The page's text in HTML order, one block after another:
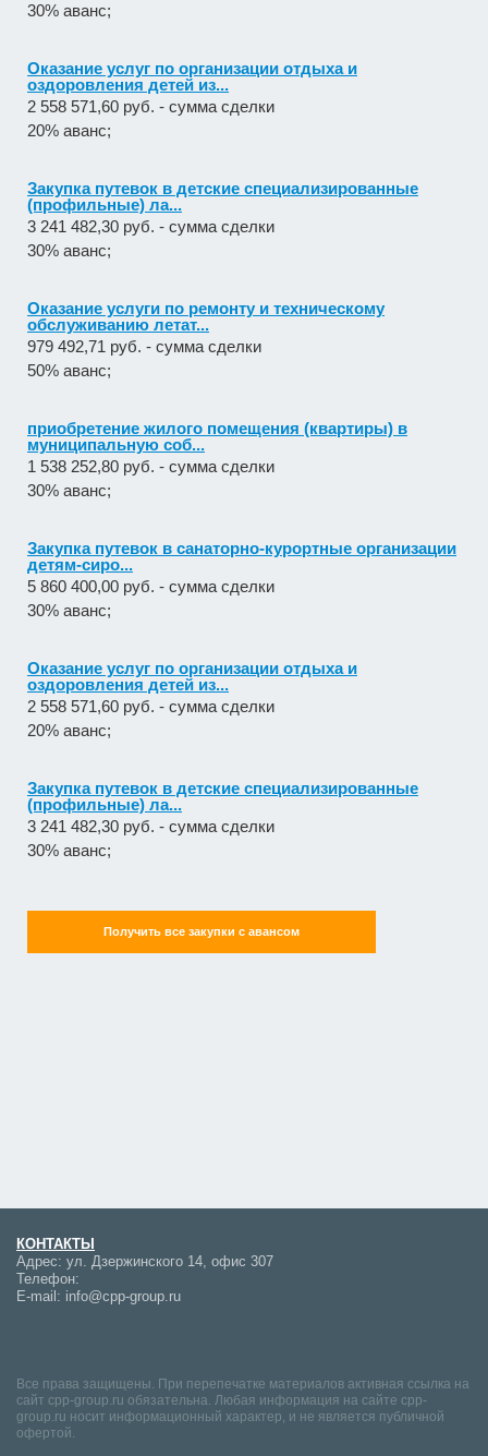
30% аванс;
Оказание услуг по организации отдыха и
оздоровления детей из...
2 558 571,60 руб. - сумма сделки
20% аванс;
Закупка путевок в детские специализированные
(профильные) ла...
3 241 482,30 руб. - сумма сделки
30% аванс;
Оказание услуги по ремонту и техническому
обслуживанию летат...
979 492,71 руб. - сумма сделки
50% аванс;
приобретение жилого помещения (квартиры) в
муниципальную соб...
1 538 252,80 руб. - сумма сделки
30% аванс;
Закупка путевок в санаторно-курортные организации
детям-сиро...
5 860 400,00 руб. - сумма сделки
30% аванс;
Оказание услуг по организации отдыха и
оздоровления детей из...
2 558 571,60 руб. - сумма сделки
20% аванс;
Закупка путевок в детские специализированные
(профильные) ла...
3 241 482,30 руб. - сумма сделки
30% аванс;
Получить все закупки с авансом
КОНТАКТЫ
Адрес: ул. Дзержинского 14, офис 307
Телефон:
E-mail: info@cpp-group.ru
Все права защищены. При перепечатке материалов активная ссылка на
сайт cpp-group.ru обязательна. Любая информация на сайте cpp-
group.ru носит информационный характер, и не является публичной
офертой.